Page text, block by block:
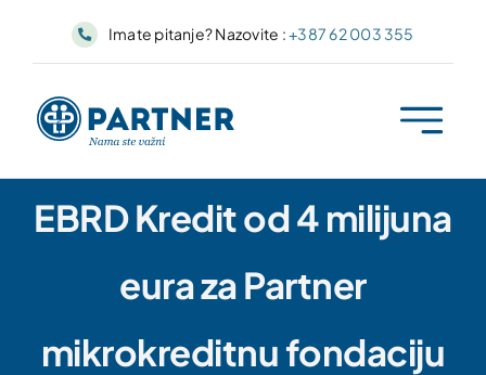
Imate pitanje? Nazovite :+387 62 003 355
EBRD Kredit od 4 milijuna
eura za Partner
mikrokreditnu fondaciju